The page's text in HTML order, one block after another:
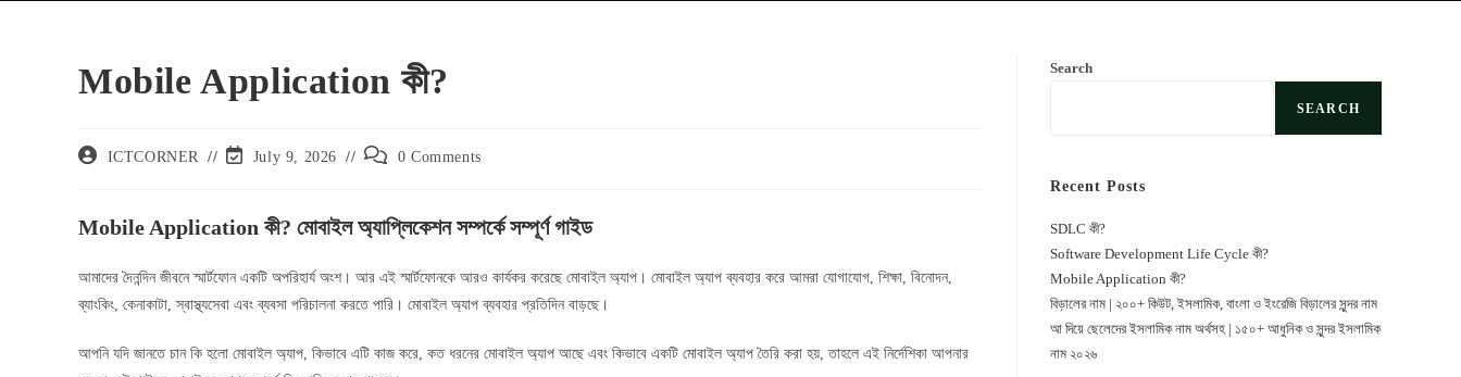
Mobile Application কী?
ICTCORNER July 9, 2026 0 Comments
Mobile Application কী? মোবাইল অ্যাপ্লিকেশন সম্পর্কে সম্পূর্ণ গাইড
আমাদের দৈনন্দিন জীবনে স্মার্টফোন একটি অপরিহার্য অংশ। আর এই স্মার্টফোনকে আরও কার্যকর করেছে মোবাইল অ্যাপ। মোবাইল অ্যাপ ব্যবহার করে আমরা যোগাযোগ, শিক্ষা, বিনোদন,
ব্যাংকিং, কেনাকাটা, স্বাস্থ্যসেবা এবং ব্যবসা পরিচালনা করতে পারি। মোবাইল অ্যাপ ব্যবহার প্রতিদিন বাড়ছে।
আপনি যদি জানতে চান কি হলো মোবাইল অ্যাপ, কিভাবে এটি কাজ করে, কত ধরনের মোবাইল অ্যাপ আছে এবং কিভাবে একটি মোবাইল অ্যাপ তৈরি করা হয়, তাহলে এই নির্দেশিকা আপনার
Search
SEARCH
Recent Posts
SDLC কী?
Software Development Life Cycle কী?
Mobile Application কী?
বিড়ালের নাম | ২০০+ কিউট, ইসলামিক, বাংলা ও ইংরেজি বিড়ালের সুন্দর নাম
আ দিয়ে ছেলেদের ইসলামিক নাম অর্থসহ | ১৫০+ আধুনিক ও সুন্দর ইসলামিক
নাম ২০২৬